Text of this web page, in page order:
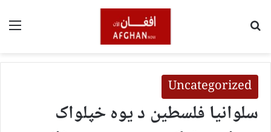
Uncategorized
سلوانیا فلسطین د یوه خپلواک